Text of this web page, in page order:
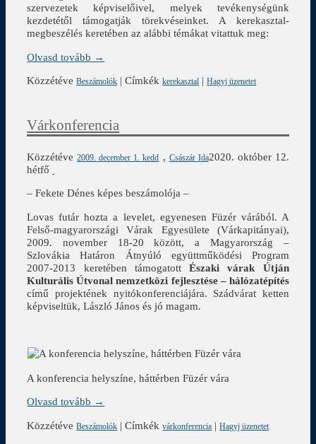
szervezetek képviselőivel, melyek tevékenységünk
kezdetétől támogatják törekvéseinket. A kerekasztal-
megbeszélés keretében az alábbi témákat vitattuk meg:
Olvasd tovább →
Közzétéve Beszámolók |Címkék kerekasztal |Hagyj üzenetet
Várkonferencia
Közzétéve2009. december 1. kedd , Császár Ida2020. október 12.
hétfő
– Fekete Dénes képes beszámolója –
Lovas futár hozta a levelet, egyenesen Füzér várából. A
Felső-magyarországi Várak Egyesülete (Várkapitányai),
2009. november 18-20 között, a Magyarország –
Szlovákia Határon Átnyúló együttműködési Program
2007-2013 keretében támogatottÉszaki várak Útján
Kulturális Útvonal nemzetközi fejlesztése – hálózatépítés
című projektének nyitókonferenciájára. Szádvárat ketten
képviseltük, László János és jó magam.
A konferencia helyszíne, háttérben Füzér vára
Olvasd tovább →
Közzétéve Beszámolók |Címkék várkonferencia |Hagyj üzenetet